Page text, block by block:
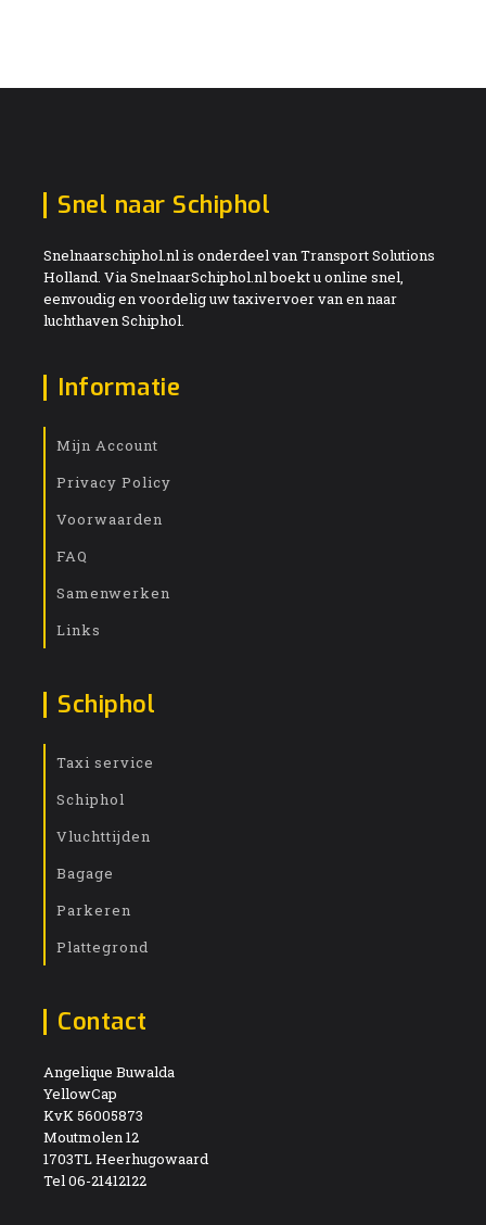
Snel naar Schiphol
Snelnaarschiphol.nl is onderdeel van Transport Solutions
Holland. Via SnelnaarSchiphol.nl boekt u online snel,
eenvoudig en voordelig uw taxivervoer van en naar
luchthaven Schiphol.
Informatie
Mijn Account
Privacy Policy
Voorwaarden
FAQ
Samenwerken
Links
Schiphol
Taxi service
Schiphol
Vluchttijden
Bagage
Parkeren
Plattegrond
Contact
Angelique Buwalda
YellowCap
KvK 56005873
Moutmolen 12
1703TL Heerhugowaard
Tel 06-21412122